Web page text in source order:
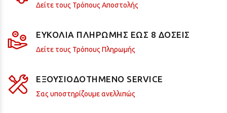
Δείτε τους Τρόπους Αποστολής
ΕΥΚΟΛΙΑ ΠΛΗΡΩΜΗΣ ΕΩΣ 8 ΔΟΣΕΙΣ
Δείτε τους Τρόπους Πληρωμής
ΕΞΟΥΣΙΟΔΟΤΗΜΕΝΟ SERVICE
Σας υποστηρίζουμε ανελλιπώς